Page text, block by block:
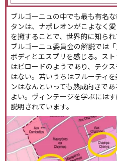
ブルゴーニュの中でも最も有名
タンは、ナポレオンがこよなく
を擁することで、世界的に知られ
ブルゴーニュ委員会の解説では
ボディとエスプリを感じる。ス
はビロードのようであり、テク
はない。若いうちはフルーティ
ンはなんといっても熟成向きで
よい。ヴィンテージを学ぶには
説明されています。